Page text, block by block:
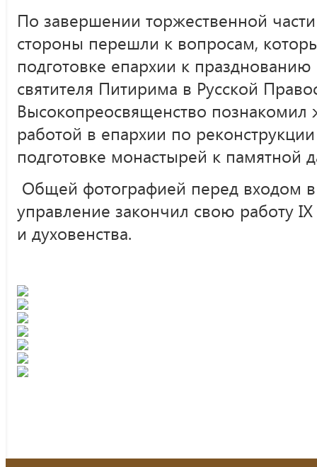
По завершении торжественной
стороны перешли к вопросам,
подготовке епархии к
святителя Питирима в Русской
Высокопреосвященство познакомил
работой в епархии по
подготовке монастырей к памятной
Общей фотографией перед входом
управление закончил свою работу
и духовенства.